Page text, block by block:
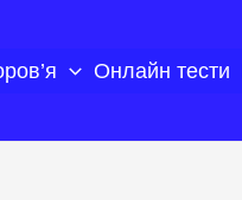
Онлайн тести